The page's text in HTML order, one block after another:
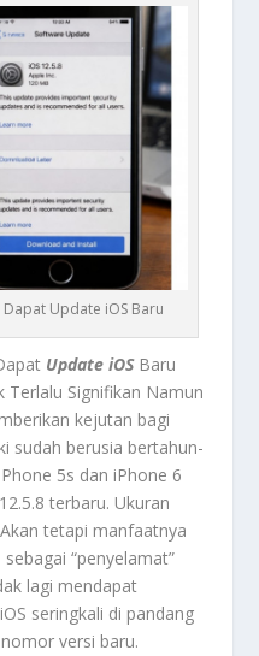
Update iOS Baru
Update iOSBaru
Terlalu Signifikan Namun
kejutan bagi
sudah berusia bertahun-
5s dan iPhone 6
12.5.8 terbaru. Ukuran
tetapi manfaatnya
“penyelamat”
lagi mendapat
seringkali di pandang
versi baru.